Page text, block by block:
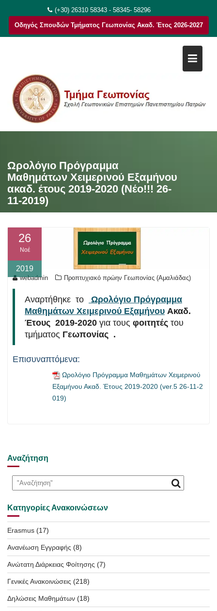
στο
περιεχόμενο
(+30) 26310 58343 - 58345- 58296
Οδηγός Σπουδών Τμήματος Γεωπονίας Ακαδ. Έτος 2026-2027
Ωρολόγιο Πρόγραμμα
Μαθημάτων Χειμερινού Εξαμήνου
ακαδ. έτους 2019-2020 (Νέο!!! 26-
11-2019)
26
Νοέ
2019
webadmin Προπτυχιακό πρώην Γεωπονίας (Αμαλιάδας)
Αναρτήθηκε το
Ωρολόγιο Πρόγραμμα
Μαθημάτων Χειμερινού Εξαμήνου Ακαδ.
Έτους 2019-2020 για τους φοιτητές του
τμήματος Γεωπονίας .
Επισυναπτόμενα:
Ωρολόγιο Πρόγραμμα Μαθημάτων Χειμερινού
Εξαμήνου Ακαδ. Έτους 2019-2020 (ver.5 26-11-2
019)
Αναζήτηση
Κατηγορίες Ανακοινώσεων
Erasmus (17)
Ανανέωση Εγγραφής (8)
Ανώτατη Διάρκειας Φοίτησης (7)
Γενικές Ανακοινώσεις (218)
Δηλώσεις Μαθημάτων (18)